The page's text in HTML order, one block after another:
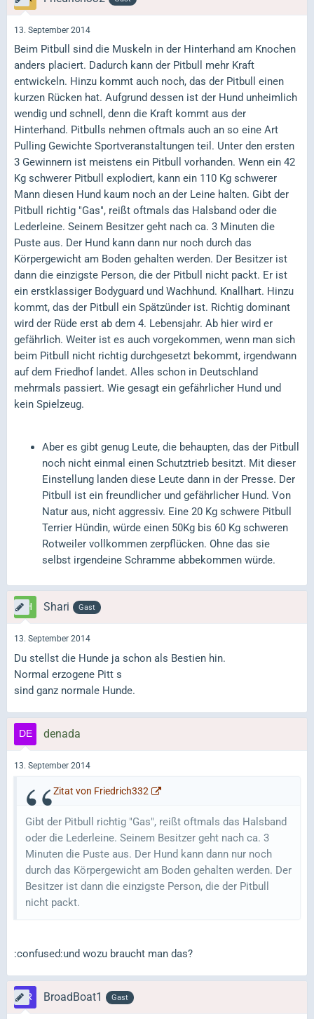
13. September 2014
Beim Pitbull sind die Muskeln in der Hinterhand am Knochen
anders placiert. Dadurch kann der Pitbull mehr Kraft
entwickeln. Hinzu kommt auch noch, das der Pitbull einen
kurzen Rücken hat. Aufgrund dessen ist der Hund unheimlich
wendig und schnell, denn die Kraft kommt aus der
Hinterhand. Pitbulls nehmen oftmals auch an so eine Art
Pulling Gewichte Sportveranstaltungen teil. Unter den ersten
3 Gewinnern ist meistens ein Pitbull vorhanden. Wenn ein 42
Kg schwerer Pitbull explodiert, kann ein 110 Kg schwerer
Mann diesen Hund kaum noch an der Leine halten. Gibt der
Pitbull richtig "Gas", reißt oftmals das Halsband oder die
Lederleine. Seinem Besitzer geht nach ca. 3 Minuten die
Puste aus. Der Hund kann dann nur noch durch das
Körpergewicht am Boden gehalten werden. Der Besitzer ist
dann die einzigste Person, die der Pitbull nicht packt. Er ist
ein erstklassiger Bodyguard und Wachhund. Knallhart. Hinzu
kommt, das der Pitbull ein Spätzünder ist. Richtig dominant
wird der Rüde erst ab dem 4. Lebensjahr. Ab hier wird er
gefährlich. Weiter ist es auch vorgekommen, wenn man sich
beim Pitbull nicht richtig durchgesetzt bekommt, irgendwann
auf dem Friedhof landet. Alles schon in Deutschland
mehrmals passiert. Wie gesagt ein gefährlicher Hund und
kein Spielzeug.
Aber es gibt genug Leute, die behaupten, das der Pitbull
noch nicht einmal einen Schutztrieb besitzt. Mit dieser
Einstellung landen diese Leute dann in der Presse. Der
Pitbull ist ein freundlicher und gefährlicher Hund. Von
Natur aus, nicht aggressiv. Eine 20 Kg schwere Pitbull
Terrier Hündin, würde einen 50Kg bis 60 Kg schweren
Rotweiler vollkommen zerpflücken. Ohne das sie
selbst irgendeine Schramme abbekommen würde.
Shari Gast
13. September 2014
Du stellst die Hunde ja schon als Bestien hin.
Normal erzogene Pitt s
sind ganz normale Hunde.
denada
13. September 2014
Zitat von Friedrich332
Gibt der Pitbull richtig "Gas", reißt oftmals das Halsband
oder die Lederleine. Seinem Besitzer geht nach ca. 3
Minuten die Puste aus. Der Hund kann dann nur noch
durch das Körpergewicht am Boden gehalten werden. Der
Besitzer ist dann die einzigste Person, die der Pitbull
nicht packt.
:confused:und wozu braucht man das?
BroadBoat1 Gast